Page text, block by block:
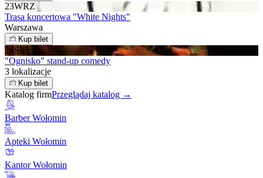
23WRZ
Trasa koncertowa "White Nights"
Warszawa
Kup bilet
14SIE
"Ognisko" stand-up comedy
3 lokalizacje
Kup bilet
Katalog firmPrzeglądaj katalog →
Barber Wołomin
Apteki Wołomin
Kantor Wołomin